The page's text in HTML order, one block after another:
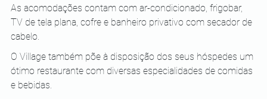
As acomodações contam com ar-condicionado, frigobar,
TV de tela plana, cofre e banheiro privativo com secador de
cabelo.
O Village também põe à disposição dos seus hóspedes um
ótimo restaurante com diversas especialidades de comidas
e bebidas.